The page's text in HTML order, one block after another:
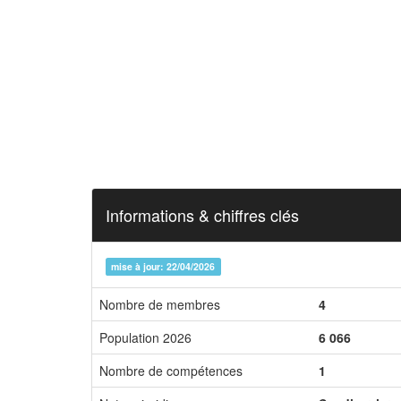
Informations & chiffres clés
mise à jour: 22/04/2026
Nombre de membres 4
Population 2026
6 066
Nombre de compétences
1